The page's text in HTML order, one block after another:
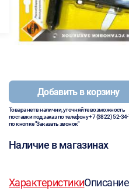
Добавить в корзину
Товара нет в наличии, уточняйте возможность
поставки под заказ по телефону+7 (3822) 52-
по кнопке "Заказать звонок"
Наличие в магазинах
ХарактеристикиОписание